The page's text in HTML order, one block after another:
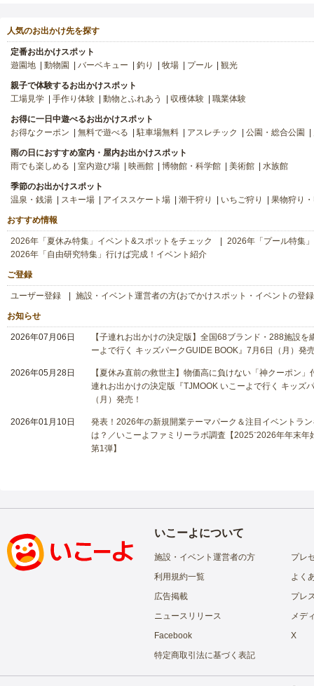
人気のお出かけ先を探す
定番お出かけスポット
遊園地
動物園 バーベキュー 釣り 牧場 プール 観光
親子で体験するお出かけスポット
工場見学
手作り体験 動物とふれあう 収穫体験 職業体験
お得に一日中遊べるお出かけスポット
お得なクーポン
無料で遊べる 駐車場無料 アスレチック 公園・総合公園
雨の日におすすめ室内・屋内お出かけスポット
雨でも楽しめる
室内遊び場 映画館 博物館・科学館 美術館 水族館
季節のお出かけスポット
温泉・銭湯
スキー場 アイススケート場 潮干狩り いちご狩り 果物狩り
おすすめ情報
2026年「夏休み特集」イベント&スポットをチェック
2026年「プール特集
2026年「自由研究特集」行けば完成！イベント紹介
ご登録
ユーザー登録 施設・イベント運営者の方(おでかけスポット・イベントの登
お知らせ
2026年07月06日
【子連れお出かけの決定版】全国68ブランド・288施設
ーよで行く キッズパークGUIDE BOOK』7月6日（月）発
2026年05月28日
【夏休み直前の救世主】物価高に負けない「神クーポン」
連れお出かけの決定版『TJMOOK いこーよで行く キッズ
（月）発売！
2026年01月10日
発表！2026年の新規開業テーマパーク＆注目イベントラ
は？／いこーよファミリーラボ調査【2025⁻2026年年末
第1弾】
いこーよについて
施設・イベント運営者の方
プレ
利用規約一覧
よく
広告掲載
プレ
ニュースリリース
メデ
Facebook
X
特定商取引法に基づく表記